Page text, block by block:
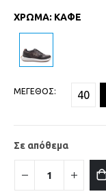
ΧΡΩΜΑ: ΚΑΦΕ
ΜΕΓΕΘΟΣ 40
Σε απόθεμα